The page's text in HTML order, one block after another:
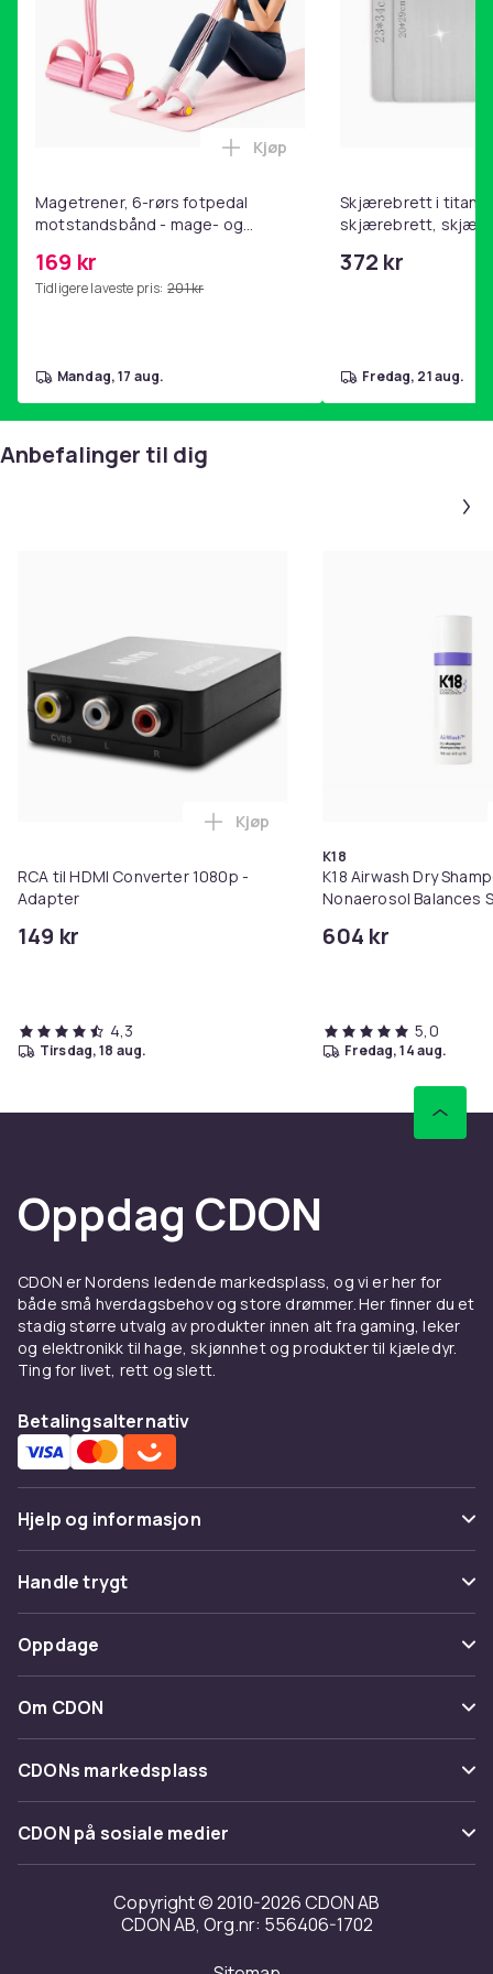
Magetrener, 6-rørs fotpedal
motstandsbånd - mage- og
hjemmegymnastikk Pink
169 kr
Tidligere laveste pris: 201 kr
Legg Magetrener, 6-rørs
Kjøp
mandag, 17 aug.
Skjærebrett i titan,
skjærebrett,
372 kr
fredag, 21 aug.
Anbefalinger til dig
RCA til HDMI Converter 1080p -
Adapter
149 kr
Legg RCA til HDMI Converter
Kjøp
4,3
tirsdag, 18 aug.
K18
K18 Airwash Dry
Nonaerosol Balances
604 kr
5,0
fredag, 14 aug.
Oppdag CDON
CDON er Nordens ledende markedsplass, og vi er her for
både små hverdagsbehov og store drømmer. Her finner du et
stadig større utvalg av produkter innen alt fra gaming, leker
og elektronikk til hage, skjønnhet og produkter til kjæledyr.
Ting for livet, rett og slett.
Betalingsalternativ
Hjelp og informasjon
Vanlige spørsmål
Spor pakke
Angre & returner her
Kontakt oss
Handle trygt
Betaling
Levering
Tilbakekallinger
Oppdage
Kategorier
Varemerker
Om CDON
Om oss
Kundeanmeldelser
Jobbe på CDON
Investor relations
Tilgjengelighet
CDONs markedsplass
Merchant Help Center
CDON på sosiale medier
Copyright © 2010-2026 CDON AB
CDON AB, Org.nr: 556406-1702